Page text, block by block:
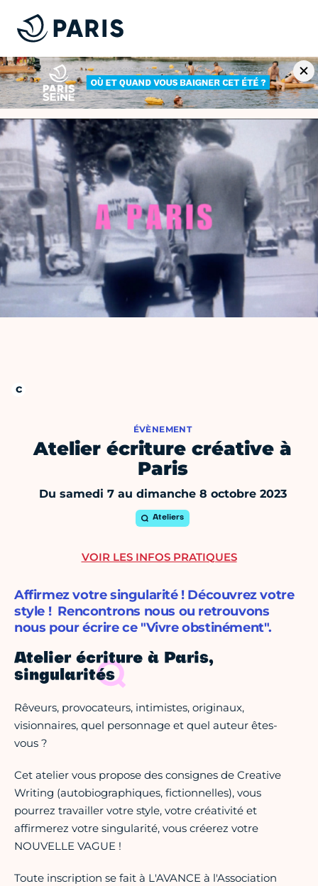
ÉVÈNEMENT
Atelier écriture créative à
Paris
Du samedi 7 au dimanche 8 octobre 2023
Ateliers
Affirmez votre singularité ! Découvrez votre
style ! Rencontrons nous ou retrouvons
nous pour écrire ce "Vivre obstinément".
Atelier écriture à Paris,
singularités
Rêveurs, provocateurs, intimistes, originaux,
visionnaires, quel personnage et quel auteur êtes-
vous ?
Cet atelier vous propose des consignes de Creative
Writing (autobiographiques, fictionnelles), vous
pourrez travailler votre style, votre créativité et
affirmerez votre singularité, vous créerez votre
NOUVELLE VAGUE !
Toute inscription se fait à L'AVANCE à l'Association
VOIR LES INFOS PRATIQUES